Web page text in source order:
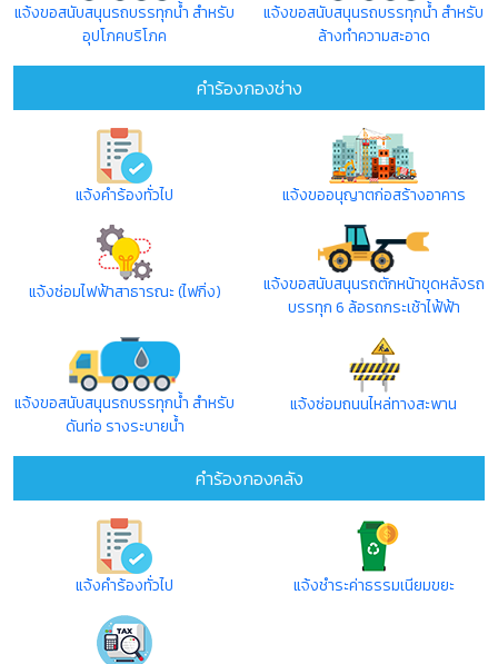
แจ้งขอสนับสนุนรถบรรทุกน้ำ สำหรับ
อุปโภคบริโภค
แจ้งขอสนับสนุนรถบรรทุกน้ำ สำหรับ
ล้างทำความสะอาด
คำร้องกองช่าง
แจ้งคำร้องทั่วไป แจ้งขออนุญาตก่อสร้างอาคาร
แจ้งซ่อมไฟฟ้าสาธารณะ (ไฟกิ่ง)
แจ้งขอสนับสนุนรถตักหน้าขุดหลังรถ
บรรทุก 6 ล้อรถกระเช้าไฟ้ฟ้า
แจ้งขอสนับสนุนรถบรรทุกน้ำ สำหรับ
ดันท่อ รางระบายน้ำ
แจ้งซ่อมถนนไหล่ทางสะพาน
คำร้องกองคลัง
แจ้งคำร้องทั่วไป แจ้งชำระค่าธรรมเนียมขยะ